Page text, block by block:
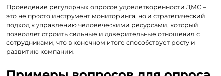
Проведение регулярных опросов удовлетворённости ДМС –
это не просто инструмент мониторинга, но и стратегический
подход к управлению человеческими ресурсами, который
позволяет строить сильные и доверительные отношения с
сотрудниками, что в конечном итоге способствует росту и
развитию компании.